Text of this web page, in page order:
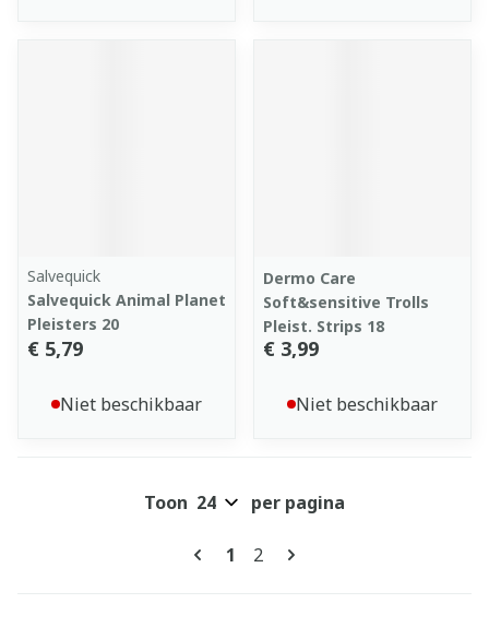
Salvequick
Salvequick Animal Planet
Pleisters 20
€ 5,79
Niet beschikbaar
Dermo Care
Soft&sensitive Trolls
Pleist. Strips 18
€ 3,99
Niet beschikbaar
Pagina's
U lees momenteel pagina
1 Pagina
2
Toon per pagina